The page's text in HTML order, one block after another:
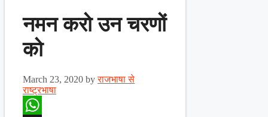
नमन करो उन चरणों
को
March 23, 2020 byराजभाषा से
राष्ट्रभाषा